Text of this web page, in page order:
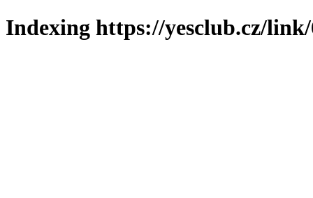
Indexing https://yesclub.cz/link/